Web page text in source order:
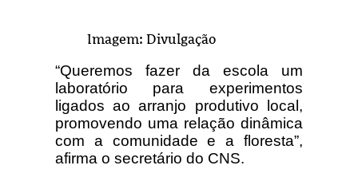
Imagem: Divulgação
“Queremos fazer da escola um
laboratório para experimentos
ligados ao arranjo produtivo local,
promovendo uma relação dinâmica
com a comunidade e a floresta”,
afirma o secretário do CNS.